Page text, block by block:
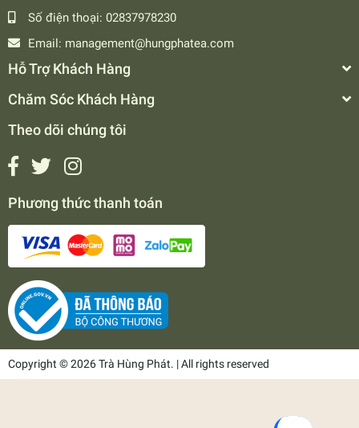
Số điện thoại: 02837978230
Email: management@hungphatea.com
Hỗ Trợ Khách Hàng
Chăm Sóc Khách Hàng
Theo dõi chúng tôi
Phương thức thanh toán
Copyright © 2026 Trà Hùng Phát. | All rights reserved